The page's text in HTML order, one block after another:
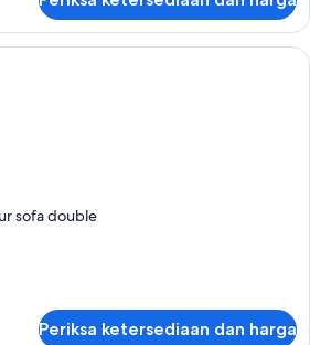
Kamar Eksekutif | Seprai premium,
sofa double
Periksa ketersediaan dan harga